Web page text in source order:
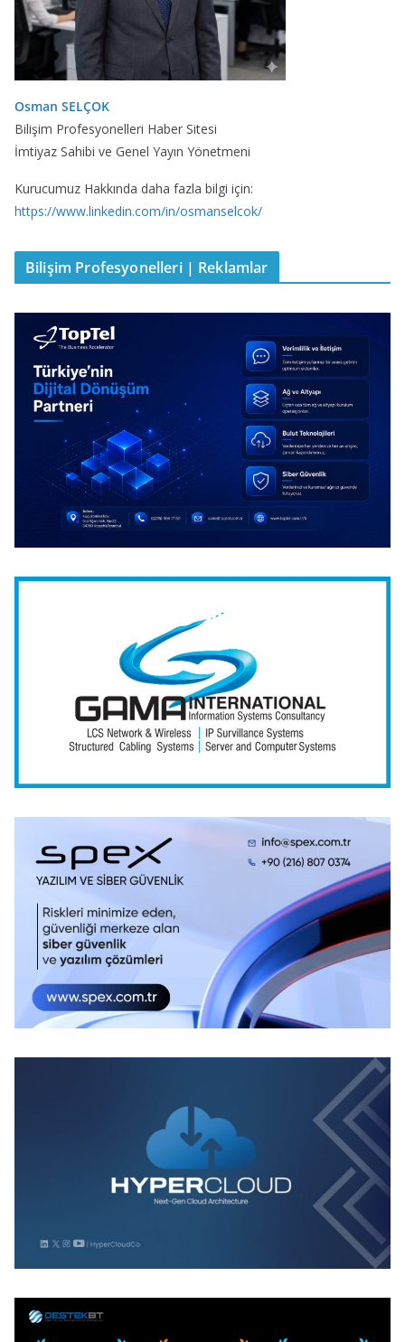
Osman SELÇOK
Bilişim Profesyonelleri Haber Sitesi
İmtiyaz Sahibi ve Genel Yayın Yönetmeni
Kurucumuz Hakkında daha fazla bilgi için:
https://www.linkedin.com/in/osmanselcok/
Bilişim Profesyonelleri | Reklamlar